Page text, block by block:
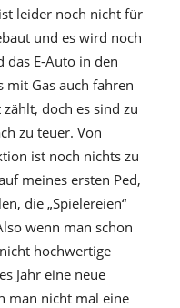
leider noch nicht für
und es wird noch
das E-Auto in den
mit Gas auch fahren
doch es sind zu
zu teuer. Von
ist noch nichts zu
meines ersten Ped,
die „Spielereien“
wenn man schon
hochwertige
Jahr eine neue
man nicht mal eine